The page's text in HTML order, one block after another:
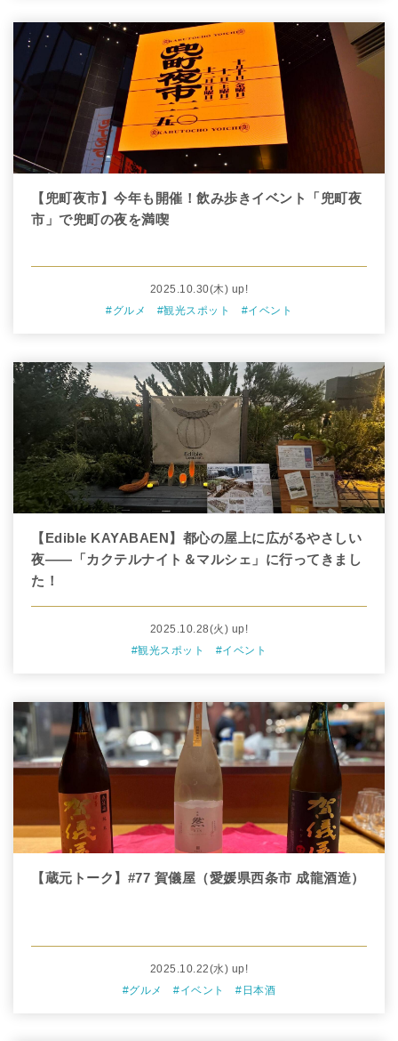
【兜町夜市】今年も開催！飲み歩きイベント「兜町夜
市」で兜町の夜を満喫
2025.10.30(木) up!
#グルメ
#観光スポット #イベント
【Edible KAYABAEN】都心の屋上に広がるやさしい
夜――「カクテルナイト＆マルシェ」に行ってきまし
た！
2025.10.28(火) up!
#観光スポット
#イベント
【蔵元トーク】#77 賀儀屋（愛媛県西条市 成龍酒造）
2025.10.22(水) up!
#グルメ
#イベント #日本酒